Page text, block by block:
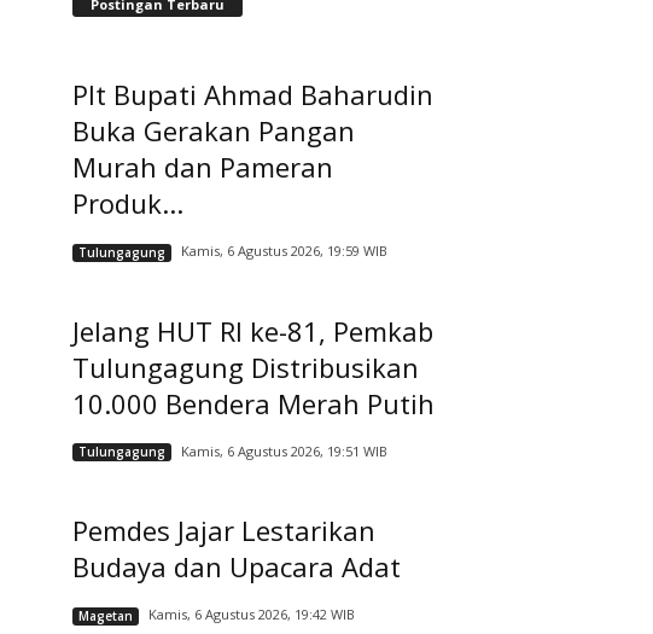
Postingan Terbaru
Plt Bupati Ahmad Baharudin
Buka Gerakan Pangan
Murah dan Pameran
Produk...
Tulungagung Kamis, 6 Agustus 2026, 19:59 WIB
Jelang HUT RI ke-81, Pemkab
Tulungagung Distribusikan
10.000 Bendera Merah Putih
Tulungagung Kamis, 6 Agustus 2026, 19:51 WIB
Pemdes Jajar Lestarikan
Budaya dan Upacara Adat
Magetan Kamis, 6 Agustus 2026, 19:42 WIB